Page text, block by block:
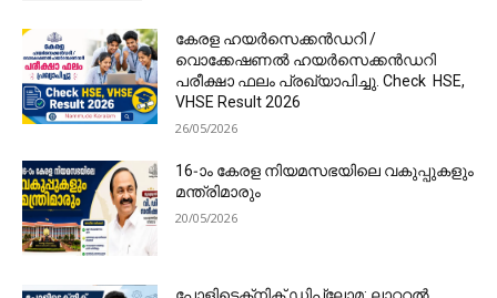
കേരള ഹയർസെക്കൻഡറി /
വൊക്കേഷണൽ ഹയർസെക്കൻഡറി
പരീക്ഷാ ഫലം പ്രഖ്യാപിച്ചു. Check HSE,
VHSE Result 2026
26/05/2026
16-ാം കേരള നിയമസഭയിലെ വകുപ്പുകളും
മന്ത്രിമാരും
20/05/2026
പോളിടെക്‌നിക് ഡിപ്ലോമ: ലാറ്ററൽ